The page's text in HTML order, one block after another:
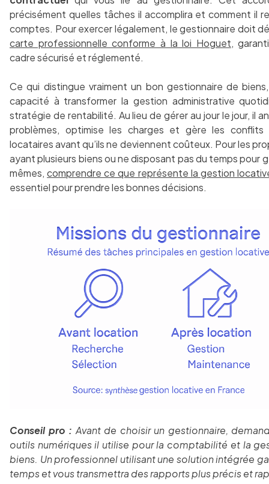
précisément quelles tâches il accomplira et comment il
comptes. Pour exercer légalement, le gestionnaire doit
carte professionnelle conforme à la loi Hoguet,
cadre sécurisé et réglementé.
Ce qui distingue vraiment un bon gestionnaire de
capacité à transformer la gestion administrative
stratégie de rentabilité. Au lieu de gérer au jour le jour, il
problèmes, optimise les charges et gère les conflits
locataires avant qu’ils ne deviennent coûteux. Pour les
ayant plusieurs biens ou ne disposant pas du temps pour
mêmes,comprendre ce que représente la gestion
essentiel pour prendre les bonnes décisions.
Conseil pro : Avant de choisir un gestionnaire,
outils numériques il utilise pour la comptabilité et la
biens. Un professionnel utilisant une solution intégrée
temps et vous transmettra des rapports plus précis et